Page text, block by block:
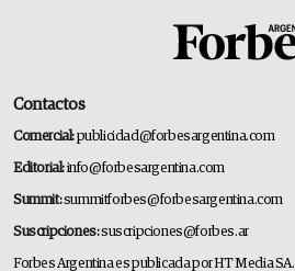
Contactos
Comercial:publicidad@forbesargentina.com
Editorial:info@forbesargentina.com
Summit:summitforbes@forbesargentina.com
Suscripciones:suscripciones@forbes.ar
Forbes Argentina es publicada por HT Media SA.